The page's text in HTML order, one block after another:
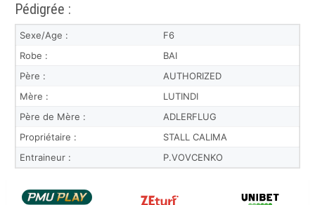
Pédigrée :
Sexe/Age :
F6
Robe :
BAI
Père :
AUTHORIZED
Mère :
LUTINDI
Père de Mère :
ADLERFLUG
Propriétaire :
STALL CALIMA
Entraineur :
P.VOVCENKO